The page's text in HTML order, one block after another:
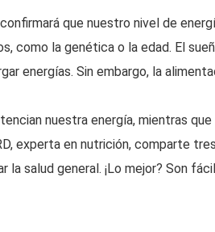
que nuestro nivel de
la genética o la edad. El
energías. Sin embargo, la
nuestra energía, mientras que
experta en nutrición, comparte
salud general. ¡Lo mejor? Son